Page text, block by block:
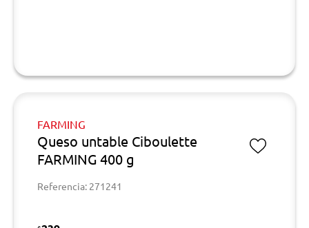
FARMING
Queso untable Ciboulette
FARMING 400 g
Referencia: 271241